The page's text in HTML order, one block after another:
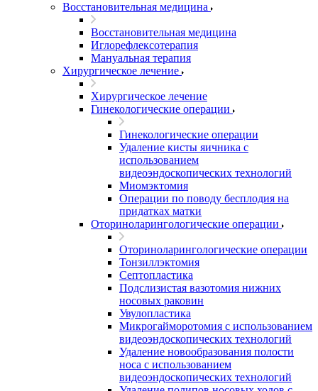
Восстановительная медицина
Восстановительная медицина
Иглорефлексотерапия
Мануальная терапия
Хирургическое лечение
Хирургическое лечение
Гинекологические операции
Гинекологические операции
Удаление кисты яичника с
использованием
видеоэндоскопических технологий
Миомэктомия
Операции по поводу бесплодия на
придатках матки
Оториноларингологические операции
Оториноларингологические операции
Тонзиллэктомия
Септопластика
Подслизистая вазотомия нижних
носовых раковин
Увулопластика
Микрогайморотомия с использованием
видеоэндоскопических технологий
Удаление новообразования полости
носа с использованием
видеоэндоскопических технологий